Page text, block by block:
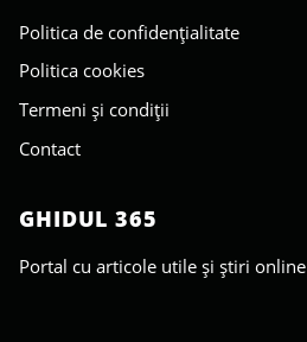
Politica de confidențialitate
Politica cookies
Termeni și condiții
Contact
GHIDUL 365
Portal cu articole utile și știri online